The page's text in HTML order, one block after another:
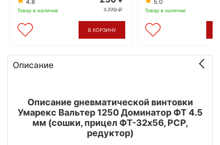
Товар в наличии 1 770
В КОРЗИНУ
Товар в наличии
Описание
Описание gневматической винтовки
Умарекс Вальтер 1250 Доминатор ФТ 4.5
мм (сошки, прицел ФТ-32х56, PCP,
редуктор)